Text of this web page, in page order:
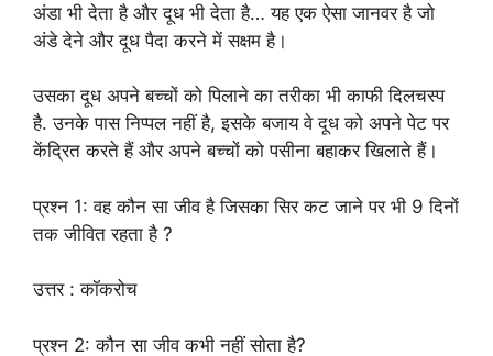
अंडा भी देता है और दूध भी देता है… यह एक ऐसा जानवर है जो
अंडे देने और दूध पैदा करने में सक्षम है।
उसका दूध अपने बच्चों को पिलाने का तरीका भी काफी दिलचस्प
है. उनके पास निप्पल नहीं है, इसके बजाय वे दूध को अपने पेट पर
केंद्रित करते हैं और अपने बच्चों को पसीना बहाकर खिलाते हैं।
प्रश्न 1: वह कौन सा जीव है जिसका सिर कट जाने पर भी 9 दिनों
तक जीवित रहता है ?
उत्तर : कॉकरोच
प्रश्न 2: कौन सा जीव कभी नहीं सोता है?